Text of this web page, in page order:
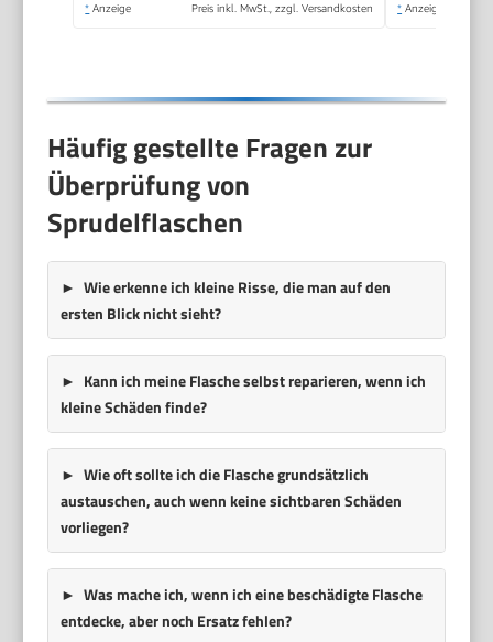
* Anzeige Preis inkl. MwSt., zzgl. Versandkosten * Anzeige
Häufig gestellte Fragen zur
Überprüfung von
Sprudelflaschen
Wie erkenne ich kleine Risse, die man auf den
ersten Blick nicht sieht?
Kann ich meine Flasche selbst reparieren, wenn ich
kleine Schäden finde?
Wie oft sollte ich die Flasche grundsätzlich
austauschen, auch wenn keine sichtbaren Schäden
vorliegen?
Was mache ich, wenn ich eine beschädigte Flasche
entdecke, aber noch Ersatz fehlen?